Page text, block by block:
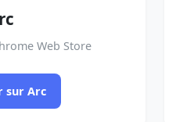
Web Store
sur Arc